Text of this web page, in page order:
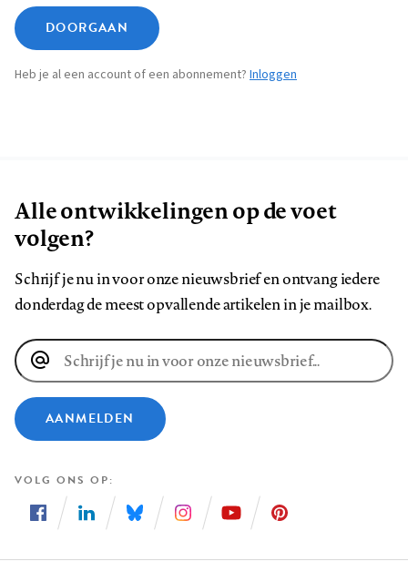
DOORGAAN
Heb je al een account of een abonnement? Inloggen
Alle ontwikkelingen op de voet
volgen?
Schrijf je nu in voor onze nieuwsbrief en ontvang iedere
donderdag de meest opvallende artikelen in je mailbox.
E-
mailadres
AANMELDEN
VOLG ONS OP
ons
ons
ons
ons
ons
ons